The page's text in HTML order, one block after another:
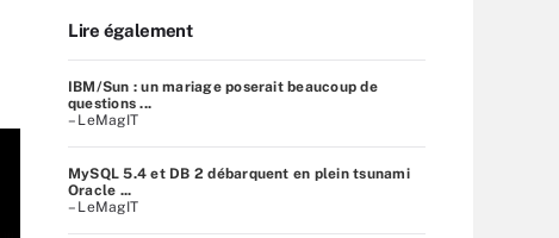
Lire également
IBM/Sun : un mariage poserait beaucoup de
questions ...
– LeMagIT
MySQL 5.4 et DB 2 débarquent en plein tsunami
Oracle ...
– LeMagIT